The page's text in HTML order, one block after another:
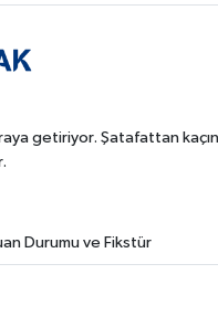
getiriyor. Şatafattan
Durumu ve Fikstür